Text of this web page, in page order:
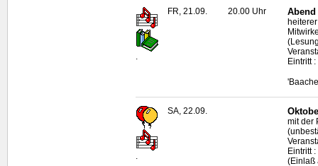
.
FR, 21.09. 20.00 Uhr
Eintritt
.
SA, 22.09.
mit der
Eintritt
(Einlaß